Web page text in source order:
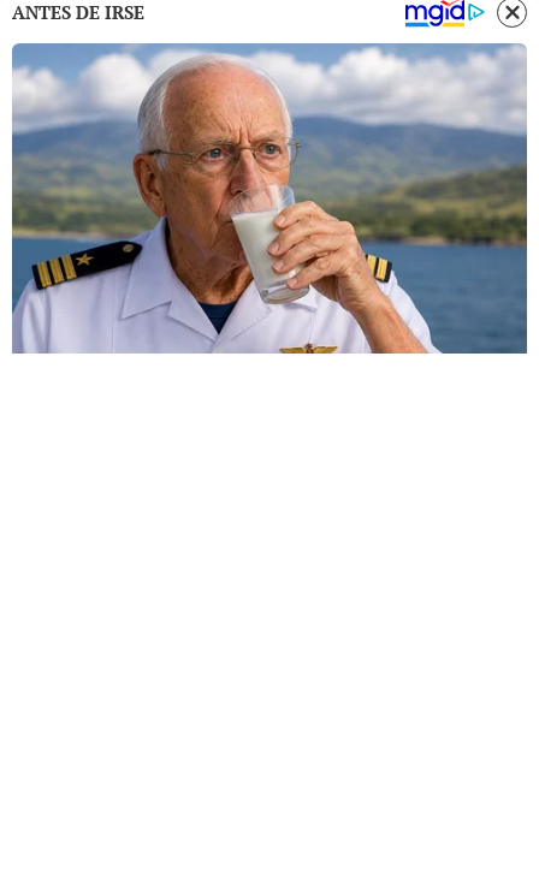
ANTES DE IRSE